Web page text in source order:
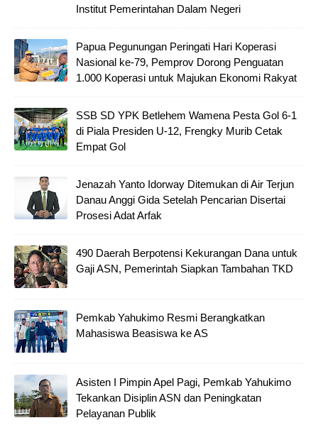
Institut Pemerintahan Dalam Negeri
Papua Pegunungan Peringati Hari Koperasi
Nasional ke-79, Pemprov Dorong Penguatan
1.000 Koperasi untuk Majukan Ekonomi Rakyat
SSB SD YPK Betlehem Wamena Pesta Gol 6-1
di Piala Presiden U-12, Frengky Murib Cetak
Empat Gol
Jenazah Yanto Idorway Ditemukan di Air Terjun
Danau Anggi Gida Setelah Pencarian Disertai
Prosesi Adat Arfak
490 Daerah Berpotensi Kekurangan Dana untuk
Gaji ASN, Pemerintah Siapkan Tambahan TKD
Pemkab Yahukimo Resmi Berangkatkan
Mahasiswa Beasiswa ke AS
Asisten I Pimpin Apel Pagi, Pemkab Yahukimo
Tekankan Disiplin ASN dan Peningkatan
Pelayanan Publik